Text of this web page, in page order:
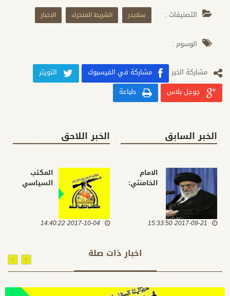
التصنيفات : سلايدر الشريط المتحرك الاخبار
الوسوم :
مشارکة الخبر مشاركة في الفيسبوك
التويتر
جوجل بلاس
طباعة
الخبر السابق
الامام
الخامنئي:
الحسين
وشهر
المتبلورة
في وجوده
2017-09-21 15:33:50
الخبر اللاحق
المكتب
السياسي
طالباني
معتدلة
استطاع
التقليل من
حدة توجهات
2017-10-04 14:40:22
اخبار ذات صلة